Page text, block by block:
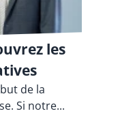
les
de la
Si notre...